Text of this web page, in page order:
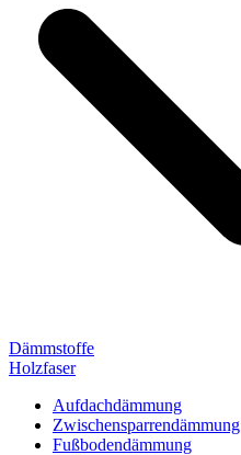
Dämmstoffe
Holzfaser
Aufdachdämmung
Zwischensparrendämmung
Fußbodendämmung